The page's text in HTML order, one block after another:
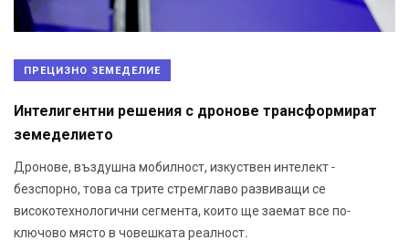
ПРЕЦИЗНО ЗЕМЕДЕЛИЕ
Интелигентни решения с дронове трансформират
земеделието
Дронове, въздушна мобилност, изкуствен интелект -
безспорно, това са трите стремглаво развиващи се
високотехнологични сегмента, които ще заемат все по-
ключово място в човешката реалност.